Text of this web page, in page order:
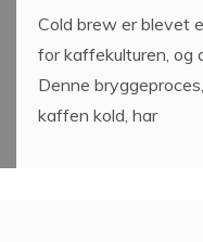
Cold brew er blevet
for kaffekulturen, og
Denne
kaffen kold, har